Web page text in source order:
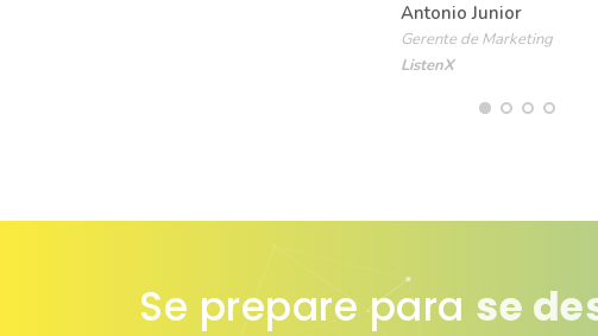
Antonio Junior
Gerente de Marketing
ListenX
Se prepare para se